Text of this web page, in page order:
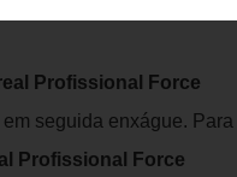
Profissional Force
seguida enxágue. Para
Profissional Force